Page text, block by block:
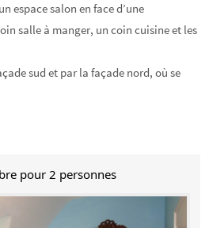
espace salon en face d’une
salle à manger, un coin cuisine et les
sud et par la façade nord, où se
pour 2 personnes